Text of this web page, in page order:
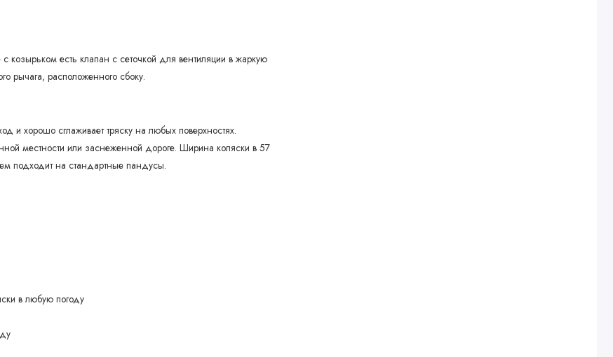
козырьком есть клапан с сеточкой для вентиляции в жаркую
рычага, расположенного сбоку.
и хорошо сглаживает тряску на любых поверхностях.
местности или заснеженной дороге. Ширина коляски в 57
подходит на стандартные пандусы.
в любую погоду